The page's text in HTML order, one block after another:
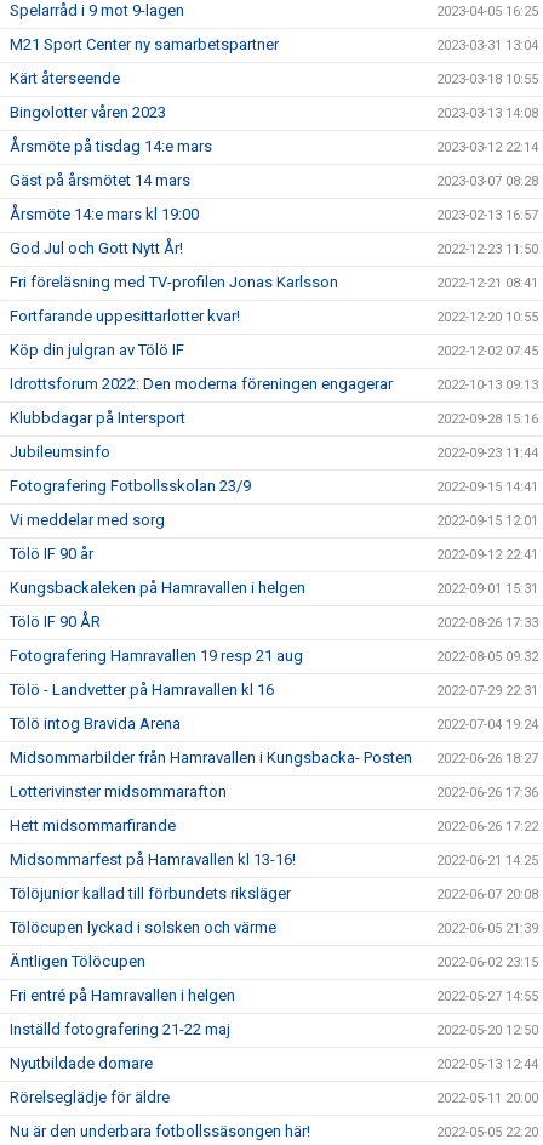
Spelarråd i 9 mot 9-lagen 2023-04-05 16:25
M21 Sport Center ny samarbetspartner 2023-03-31 13:04
Kärt återseende 2023-03-18 10:55
Bingolotter våren 2023 2023-03-13 14:08
Årsmöte på tisdag 14:e mars 2023-03-12 22:14
Gäst på årsmötet 14 mars 2023-03-07 08:28
Årsmöte 14:e mars kl 19:00 2023-02-13 16:57
God Jul och Gott Nytt År! 2022-12-23 11:50
Fri föreläsning med TV-profilen Jonas Karlsson 2022-12-21 08:41
Fortfarande uppesittarlotter kvar! 2022-12-20 10:55
Köp din julgran av Tölö IF 2022-12-02 07:45
Idrottsforum 2022: Den moderna föreningen engagerar 2022-10-13 09:13
Klubbdagar på Intersport 2022-09-28 15:16
Jubileumsinfo 2022-09-23 11:44
Fotografering Fotbollsskolan 23/9 2022-09-15 14:41
Vi meddelar med sorg 2022-09-15 12:01
Tölö IF 90 år 2022-09-12 22:41
Kungsbackaleken på Hamravallen i helgen 2022-09-01 15:31
Tölö IF 90 ÅR 2022-08-26 17:33
Fotografering Hamravallen 19 resp 21 aug 2022-08-05 09:32
Tölö - Landvetter på Hamravallen kl 16 2022-07-29 22:31
Tölö intog Bravida Arena 2022-07-04 19:24
Midsommarbilder från Hamravallen i Kungsbacka- Posten 2022-06-26 18:27
Lotterivinster midsommarafton 2022-06-26 17:36
Hett midsommarfirande 2022-06-26 17:22
Midsommarfest på Hamravallen kl 13-16! 2022-06-21 14:25
Tölöjunior kallad till förbundets riksläger 2022-06-07 20:08
Tölöcupen lyckad i solsken och värme 2022-06-05 21:39
Äntligen Tölöcupen 2022-06-02 23:15
Fri entré på Hamravallen i helgen 2022-05-27 14:55
Inställd fotografering 21-22 maj 2022-05-20 12:50
Nyutbildade domare 2022-05-13 12:44
Rörelseglädje för äldre 2022-05-11 20:00
Nu är den underbara fotbollssäsongen här! 2022-05-05 22:20